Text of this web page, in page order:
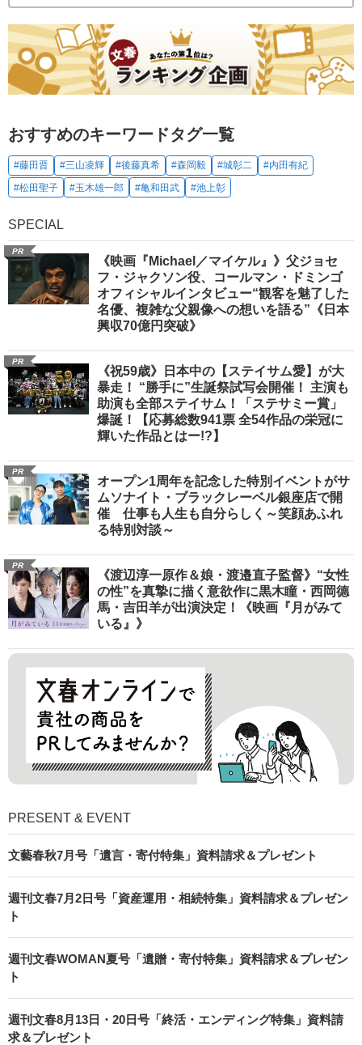
おすすめのキーワードタグ一覧
#藤田晋 #三山凌輝 #後藤真希 #森岡毅 #城彰二
#内田有紀
#松田聖子
#玉木雄一郎 #亀和田武 #池上彰
SPECIAL
PR
《映画『Michael／マイケル』》父ジョセ
フ・ジャクソン役、コールマン・ドミンゴ
オフィシャルインタビュー“観客を魅了した
名優、複雑な父親像への想いを語る”《日本
興収70億円突破》
PR
《祝59歳》日本中の【ステイサム愛】が大
暴走！ “勝手に”生誕祭試写会開催！ 主演も
助演も全部ステイサム！「ステサミー賞」
爆誕！【応募総数941票 全54作品の栄冠に
輝いた作品とはー!?】
PR
オープン1周年を記念した特別イベントがサ
ムソナイト・ブラックレーベル銀座店で開
催 仕事も人生も自分らしく～笑顔あふれ
る特別対談～
PR
《渡辺淳一原作＆娘・渡邉直子監督》“女性
の性”を真摯に描く意欲作に黒木瞳・西岡德
馬・吉田羊が出演決定！《映画『月がみて
いる』》
PRESENT & EVENT
文藝春秋7月号「遺言・寄付特集」資料請求＆プレゼント
週刊文春7月2日号「資産運用・相続特集」資料請求＆プレゼン
ト
週刊文春WOMAN夏号「遺贈・寄付特集」資料請求＆プレゼン
ト
週刊文春8月13日・20日号「終活・エンディング特集」資料請
求＆プレゼント